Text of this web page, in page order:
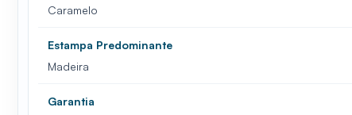
Caramelo
Estampa Predominante
Madeira
Garantia